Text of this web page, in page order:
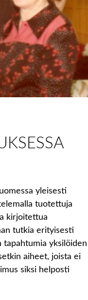
yleisesti
tuotettuja
kirjoitettua
tutkia erityisesti
tapahtumia yksilöiden
aiheet, joista ei
siksi helposti